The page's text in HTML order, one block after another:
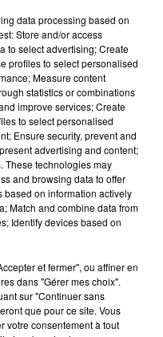
CHEZ VOUS
à 13h30 devant l'église,
accompagnée sur
de vieux métiers
salle des Batteuses
point
à 17h messe en
d'admirer les
par les habitants. A
data processing based on
Store and/or access
to select advertising; Create
profiles to select personalised
Measure content
statistics or combinations
improve services; Create
to select personalised
Ensure security, prevent and
advertising and content;
These technologies may
and browsing data to offer
on information actively
Match and combine data from
Identify devices based on
et fermer", ou affiner en
dans "Gérer mes choix".
sur "Continuer sans
que pour ce site. Vous
votre consentement à tout